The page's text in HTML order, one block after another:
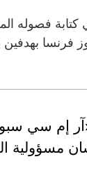
كتابة فصوله
تجاوز فرنسا
إم سي
مسؤولية